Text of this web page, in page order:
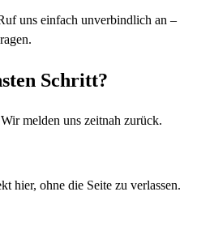
uns einfach unverbindlich an –
Schritt?
melden uns zeitnah zurück.
hier, ohne die Seite zu verlassen.